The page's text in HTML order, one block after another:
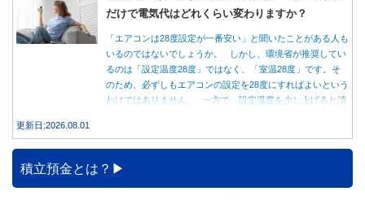
だけで電気代はどれくらい変わりますか？
「エアコンは28度設定が一番安い」と聞いたことがある人も
いるのではないでしょうか。 しかし、環境省が推奨してい
るのは「設定温度28度」ではなく、「室温28度」です。そ
のため、必ずしもエアコンの設定を28度にすればよいという
わけではありません。 一方で、設定温度を少し上げると消
データをもとに、節約効果の目安と快適に過ごすためのポイ
更新日:2026.08.01
積立預金とは？